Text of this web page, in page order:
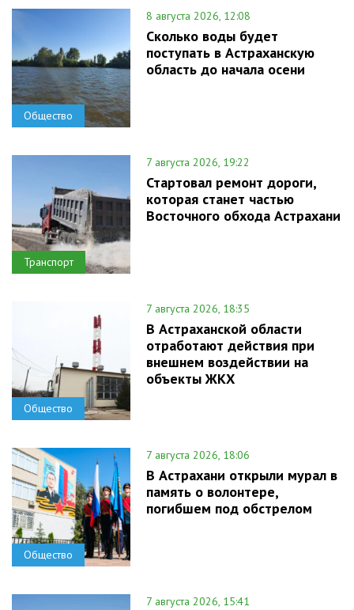
Общество
8 августа 2026, 12:08
Сколько воды будет
поступать в Астраханскую
область до начала осени
Транспорт
7 августа 2026, 19:22
Стартовал ремонт дороги,
которая станет частью
Восточного обхода Астрахани
Общество
7 августа 2026, 18:35
В Астраханской области
отработают действия при
внешнем воздействии на
объекты ЖКХ
Общество
7 августа 2026, 18:06
В Астрахани открыли мурал в
память о волонтере,
погибшем под обстрелом
7 августа 2026, 15:41